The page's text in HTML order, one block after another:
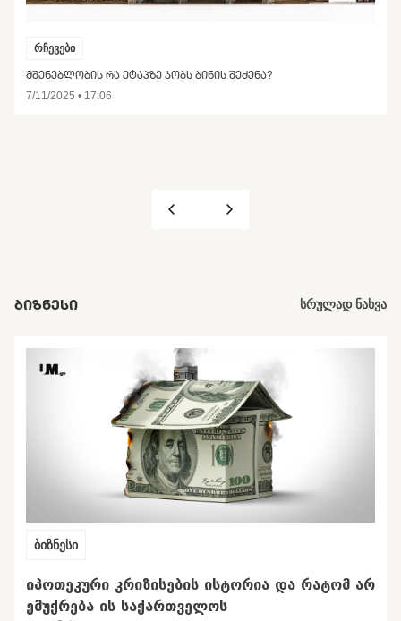
რჩევები
ᲛᲨᲔᲜᲔᲑᲚᲝᲑᲘᲡ ᲠᲐ ᲔᲢᲐᲞᲖᲔ ᲯᲝᲑᲡ ᲑᲘᲜᲘᲡ ᲨᲔᲫᲔᲜᲐ?
7/11/2025 • 17:06
ᲑᲘᲖᲜᲔᲡᲘ სრულად ნახვა
ბიზნესი
ᲘᲞᲝᲗᲔᲙᲣᲠᲘ ᲙᲠᲘᲖᲘᲡᲔᲑᲘᲡ ᲘᲡᲢᲝᲠᲘᲐ ᲓᲐ ᲠᲐᲢᲝᲛ ᲐᲠ
ᲔᲛᲣᲥᲠᲔᲑᲐ ᲘᲡ ᲡᲐᲥᲐᲠᲗᲕᲔᲚᲝᲡ